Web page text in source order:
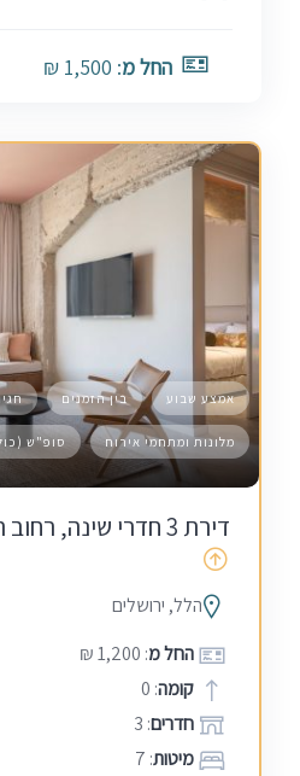
החל מ: 1,500 ₪
אמצע שבוע בין הזמנים
מלונות ומתחמי אירוח סופ"ש
דירת 3 חדרי שינה, רחוב הלל, מרכז ירושלים
הלל, ירושלים
החל מ: 1,200 ₪
קומה: 0
חדרים: 3
מיטות: 7